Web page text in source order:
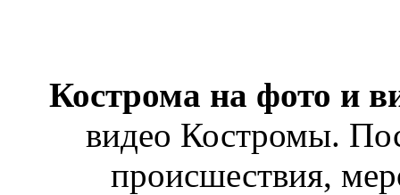
Кострома на фото и
видео Костромы.
происшествия,